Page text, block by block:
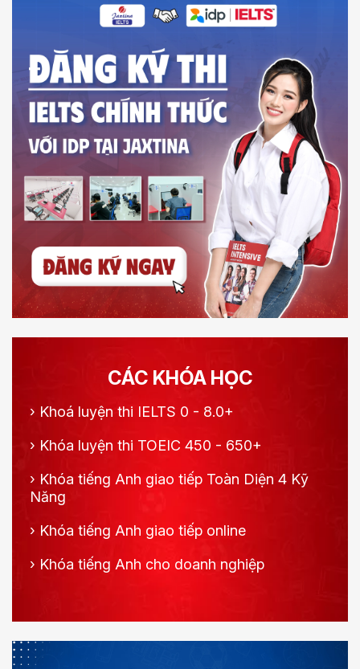
CÁC KHÓA HỌC
› Khoá luyện thi IELTS 0 - 8.0+
› Khóa luyện thi TOEIC 450 - 650+
› Khóa tiếng Anh giao tiếp Toàn Diện 4 Kỹ
Năng
› Khóa tiếng Anh giao tiếp online
› Khóa tiếng Anh cho doanh nghiệp